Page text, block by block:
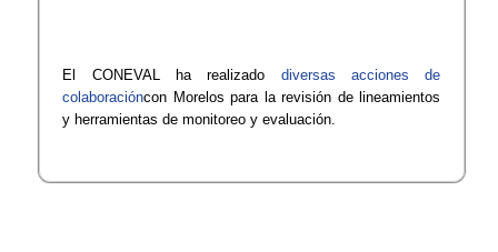
​El CONEVAL ha realizado diversas acciones de
colaboracióncon Morelos para la revisión de lineamientos
y herramientas de monitoreo y evaluación.